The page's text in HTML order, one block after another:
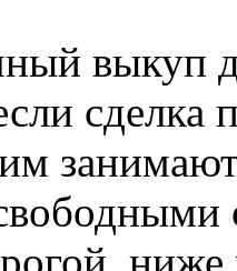
выкуп
сделка